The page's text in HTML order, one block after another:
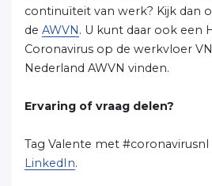
continuïteit van werk? Kijk dan
de AWVN. U kunt daar ook een
Coronavirus op de werkvloer
Nederland AWVN vinden.
Ervaring of vraag delen?
Tag Valente met
LinkedIn.